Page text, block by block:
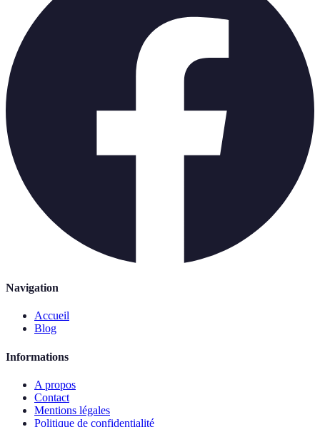
Navigation
Accueil
Blog
Informations
A propos
Contact
Mentions légales
Politique de confidentialité